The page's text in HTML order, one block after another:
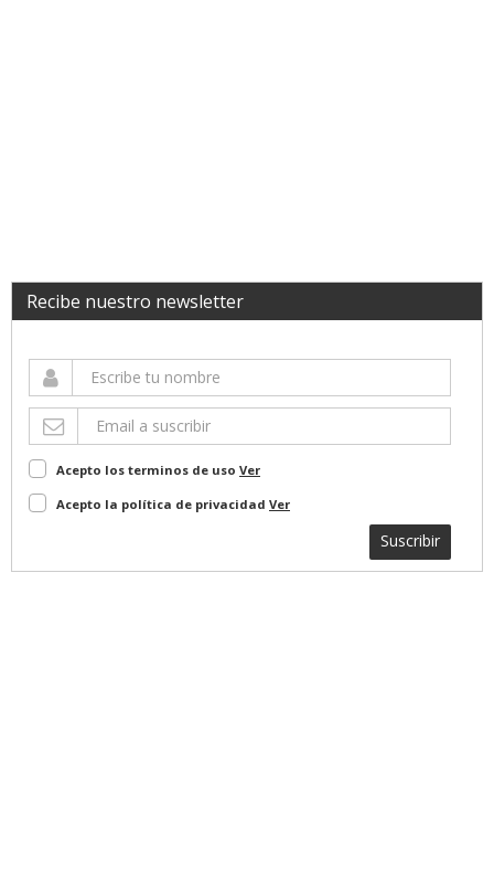
Recibe nuestro newsletter
Acepto los terminos de uso Ver
Acepto la política de privacidad Ver
Suscribir